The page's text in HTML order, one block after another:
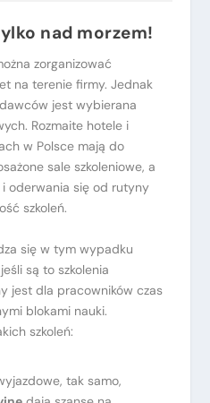
nad morzem!
zorganizować
na terenie firmy. Jednak
jest wybierana
Rozmaite hotele i
w Polsce mają do
sale szkoleniowe, a
oderwania się od rutyny
szkoleń.
się w tym wypadku
są to szkolenia
jest dla pracowników czas
blokami nauki.
szkoleń:
tak samo,